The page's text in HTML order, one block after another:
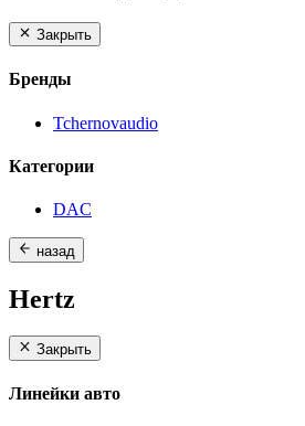
Закрыть
Бренды
Tchernovaudio
Категории
DAC
назад
Hertz
Закрыть
Линейки авто